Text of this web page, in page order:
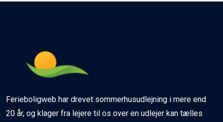
Ferieboligweb har drevet sommerhusudlejning i mere end
20 år, og klager fra lejere til os over en udlejer kan tælles